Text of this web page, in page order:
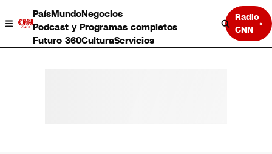
PaísMundoNegocios
Podcast y Programas completos
Futuro 360CulturaServicios
Radio
CNN